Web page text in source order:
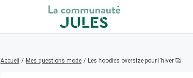
Accueil / Mes questions mode / Les hoodies oversize pour l'hiver 🥰